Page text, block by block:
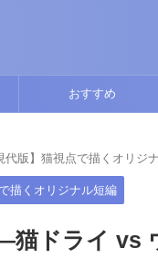
おすすめ
代版】猫視点で描くオリジ
描くオリジナル短編
猫ドライ vs